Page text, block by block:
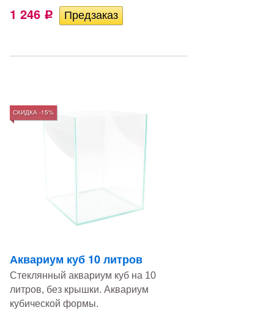
1 246 Р
СКИДКА -15%
Аквариум куб 10 литров
Стеклянный аквариум куб на 10
литров, без крышки. Аквариум
кубической формы.